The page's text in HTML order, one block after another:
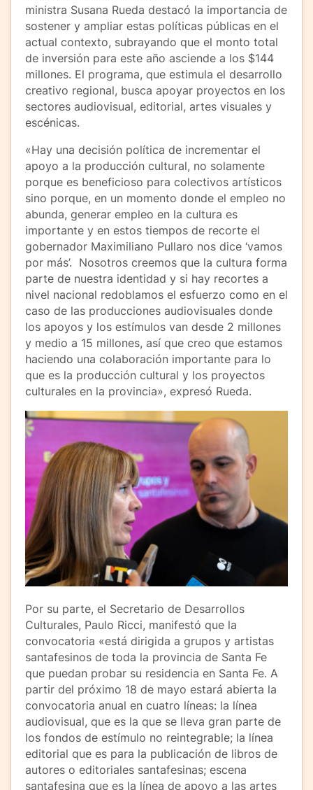
ministra Susana Rueda destacó la importancia de
sostener y ampliar estas políticas públicas en el
actual contexto, subrayando que el monto total
de inversión para este año asciende a los $144
millones. El programa, que estimula el desarrollo
creativo regional, busca apoyar proyectos en los
sectores audiovisual, editorial, artes visuales y
escénicas.
«Hay una decisión política de incrementar el
apoyo a la producción cultural, no solamente
porque es beneficioso para colectivos artísticos
sino porque, en un momento donde el empleo no
abunda, generar empleo en la cultura es
importante y en estos tiempos de recorte el
gobernador Maximiliano Pullaro nos dice ‘vamos
por más’. Nosotros creemos que la cultura forma
parte de nuestra identidad y si hay recortes a
nivel nacional redoblamos el esfuerzo como en el
caso de las producciones audiovisuales donde
los apoyos y los estímulos van desde 2 millones
y medio a 15 millones, así que creo que estamos
haciendo una colaboración importante para lo
que es la producción cultural y los proyectos
culturales en la provincia», expresó Rueda.
Por su parte, el Secretario de Desarrollos
Culturales, Paulo Ricci, manifestó que la
convocatoria «está dirigida a grupos y artistas
santafesinos de toda la provincia de Santa Fe
que puedan probar su residencia en Santa Fe. A
partir del próximo 18 de mayo estará abierta la
convocatoria anual en cuatro líneas: la línea
audiovisual, que es la que se lleva gran parte de
los fondos de estímulo no reintegrable; la línea
editorial que es para la publicación de libros de
autores o editoriales santafesinas; escena
santafesina que es la línea de apoyo a las artes